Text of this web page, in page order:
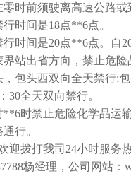
时前须驶离高速公路或
时间是18点**6点。
时间是20点**6点。自
站出省方向，禁止危险
包头西双向全天禁行;
30全天双向禁行。
**6时禁止危险化学品运
行。
迎拨打我司24小时服务
杨经理，公司网站：